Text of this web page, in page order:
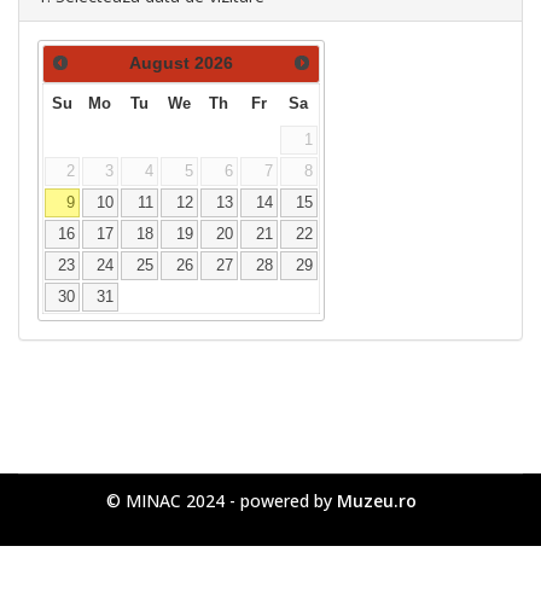
August 2026
Su Mo Tu We Th Fr Sa
1
2
3 4 5 6 7
8
9
10 11 12 13 14
15
16
17 18 19 20 21
22
23
24 25 26 27 28
29
30
31
© MINAC 2024 - powered by Muzeu.ro